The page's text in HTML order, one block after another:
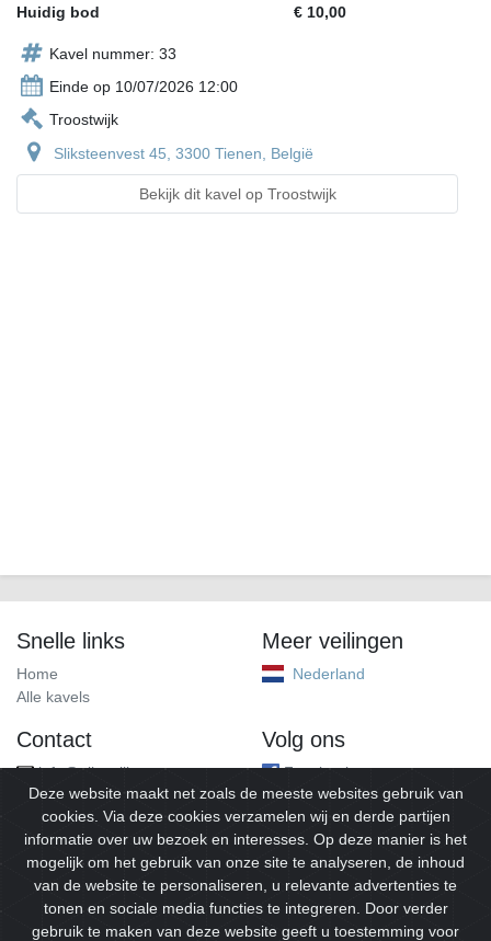
Huidig bod
€ 10,00
Kavel nummer: 33
Einde op 10/07/2026 12:00
Troostwijk
Sliksteenvest 45, 3300 Tienen, België
Bekijk dit kavel op Troostwijk
Snelle links
Home
Alle kavels
Meer veilingen
Nederland
Contact
info@alleveilingen.net
Volg ons
Facebook
© 2026Alleveilingen.Alle rechten voorbehouden.
Deze website maakt net zoals de meeste websites gebruik van
cookies. Via deze cookies verzamelen wij en derde partijen
informatie over uw bezoek en interesses. Op deze manier is het
mogelijk om het gebruik van onze site te analyseren, de inhoud
van de website te personaliseren, u relevante advertenties te
tonen en sociale media functies te integreren. Door verder
gebruik te maken van deze website geeft u toestemming voor